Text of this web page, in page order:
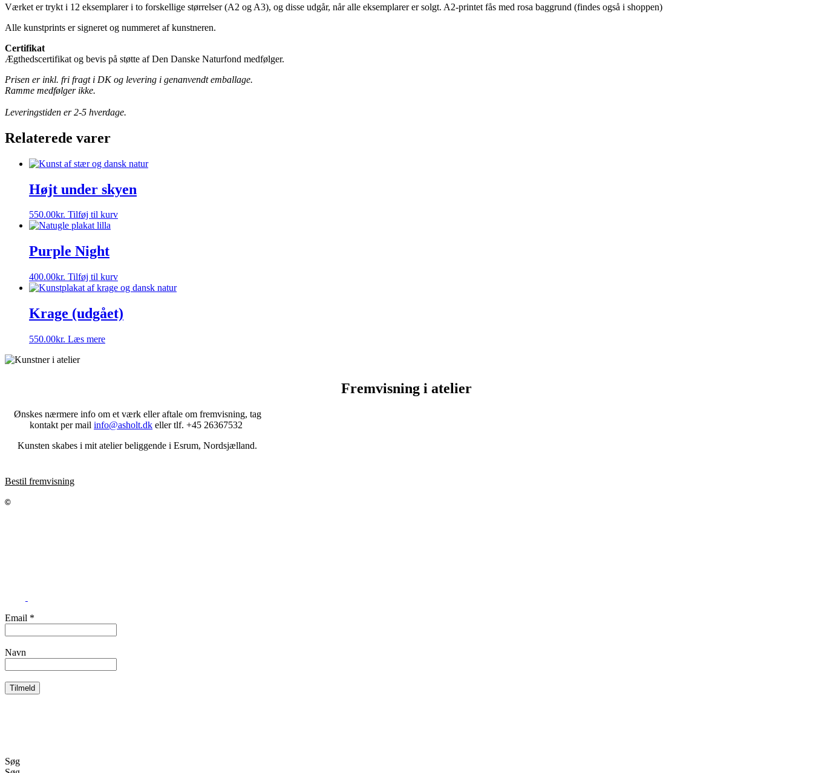
Værket er trykt i 12 eksemplarer i to forskellige størrelser (A2 og A3), og disse udgår, når alle eksemplarer er solgt. A2-printet fås med rosa baggrund (findes også i shoppen)
Alle kunstprints er signeret og nummeret af kunstneren.
Certifikat
Ægthedscertifikat og bevis på støtte af Den Danske Naturfond medfølger.
Prisen er inkl. fri fragt i DK og levering i genanvendt emballage.
Ramme medfølger ikke.
Leveringstiden er 2-5 hverdage.
Relaterede varer
Højt under skyen
550.00kr. Tilføj til kurv
Purple Night
400.00kr. Tilføj til kurv
Krage (udgået)
550.00kr. Læs mere
Fremvisning i atelier
Ønskes nærmere info om et værk eller aftale om fremvisning, tag
kontakt per mailinfo@asholt.dk eller tlf. +45 26367532
Kunsten skabes i mit atelier beliggende i Esrum, Nordsjælland.
Bestil fremvisning
©
Email *
Navn
Søg